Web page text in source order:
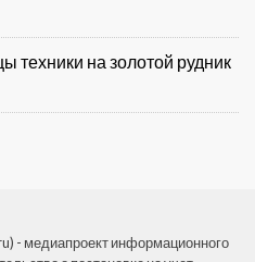
техники на золотой рудник
- медиапроект информационного